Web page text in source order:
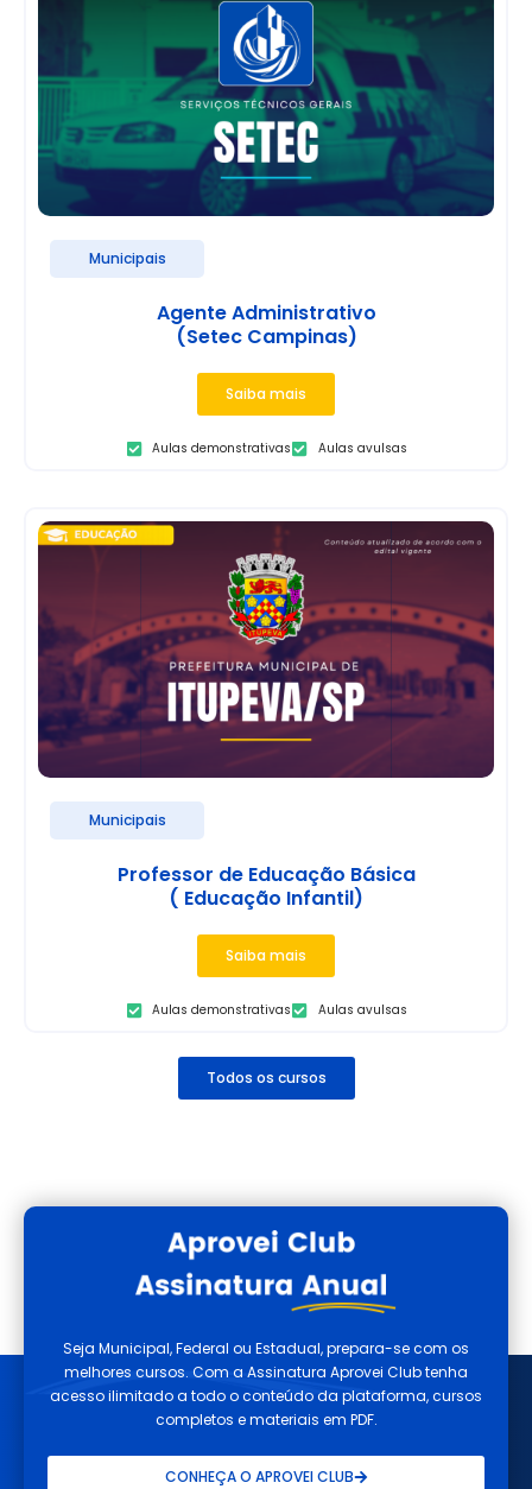
Municipais
Agente Administrativo
(Setec Campinas)
Saiba mais
Aulas demonstrativas Aulas avulsas
Municipais
Professor de Educação Básica
( Educação Infantil)
Saiba mais
Aulas demonstrativas Aulas avulsas
Todos os cursos
Seja Municipal, Federal ou Estadual, prepara-se com os
melhores cursos. Com a Assinatura Aprovei Club tenha
acesso ilimitado a todo o conteúdo da plataforma, cursos
completos e materiais em PDF.
CONHEÇA O APROVEI CLUB